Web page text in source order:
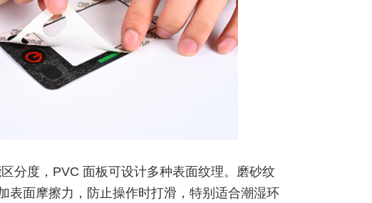
分度，PVC 面板可设计多种表面纹理。磨砂纹
表面摩擦力，防止操作时打滑，特别适合潮湿环